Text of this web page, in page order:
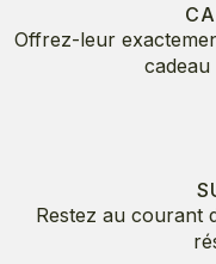
Offrez-leur
Restez au courant